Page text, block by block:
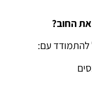
החוב?
להתמודד עם: